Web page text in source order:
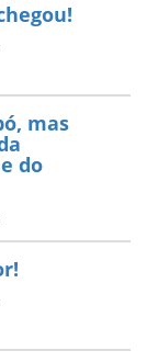
mas
do